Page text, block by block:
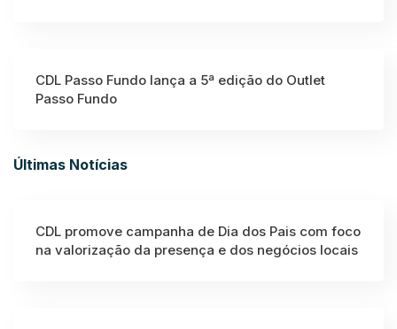
CDL Passo Fundo lança a 5ª edição do Outlet
Passo Fundo
Últimas Notícias
CDL promove campanha de Dia dos Pais com foco
na valorização da presença e dos negócios locais